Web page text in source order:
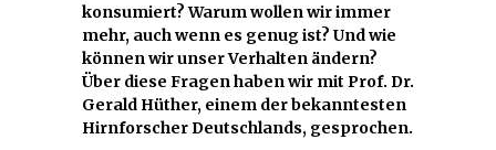
konsumiert? Warum wollen wir immer
mehr, auch wenn es genug ist? Und wie
können wir unser Verhalten ändern?
Über diese Fragen haben wir mit Prof. Dr.
Gerald Hüther, einem der bekanntesten
Hirnforscher Deutschlands, gesprochen.